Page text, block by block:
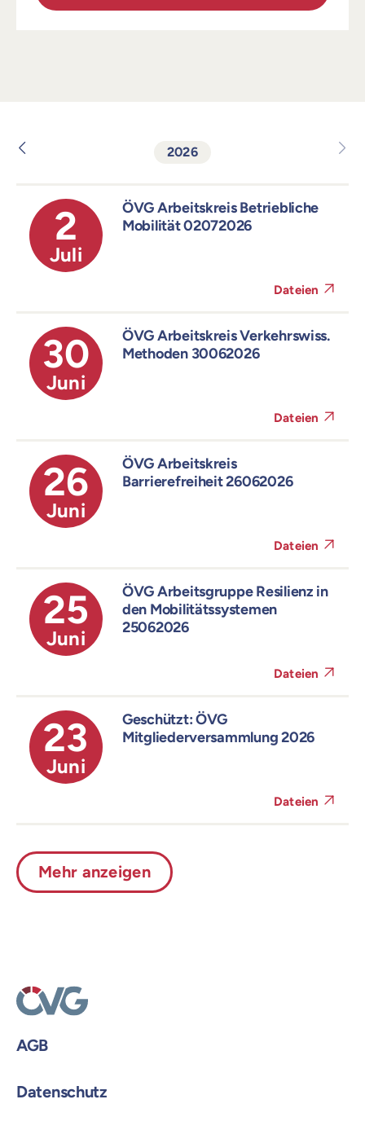
2026
2
Juli
ÖVG Arbeitskreis Betriebliche
Mobilität 02072026
Dateien
30
Juni
ÖVG Arbeitskreis Verkehrswiss.
Methoden 30062026
Dateien
26
Juni
ÖVG Arbeitskreis
Barrierefreiheit 26062026
Dateien
25
Juni
ÖVG Arbeitsgruppe Resilienz in
den Mobilitätssystemen
25062026
Dateien
23
Juni
Geschützt: ÖVG
Mitgliederversammlung 2026
Dateien
Mehr anzeigen
AGB
Datenschutz